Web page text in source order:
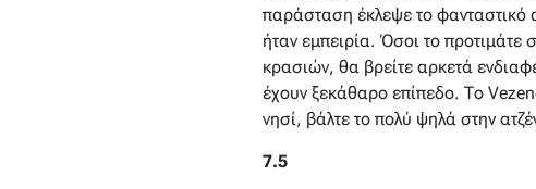
παράσταση έκλεψε το φανταστικό
ήταν εμπειρία. Όσοι το
κρασιών, θα βρείτε αρκετά
έχουν ξεκάθαρο επίπεδο. Το
νησί, βάλτε το πολύ ψηλά στην
7.5